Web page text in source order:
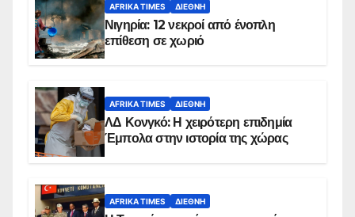
AFRIKA TIMES ΔΙΕΘΝΉ
Νιγηρία: 12 νεκροί από ένοπλη
επίθεση σε χωριό
AFRIKA TIMES ΔΙΕΘΝΉ
ΛΔ Κονγκό: Η χειρότερη επιδημία
Έμπολα στην ιστορία της χώρας
AFRIKA TIMES ΔΙΕΘΝΉ